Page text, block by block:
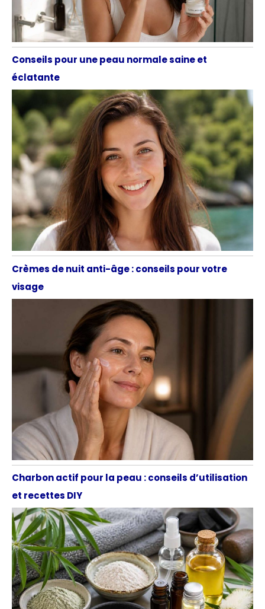
Conseils pour une peau normale saine et
éclatante
Crèmes de nuit anti-âge : conseils pour votre
visage
Charbon actif pour la peau : conseils d’utilisation
et recettes DIY